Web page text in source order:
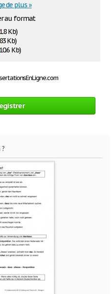
au format
Kb)
Kb)
Kb)
de plus »